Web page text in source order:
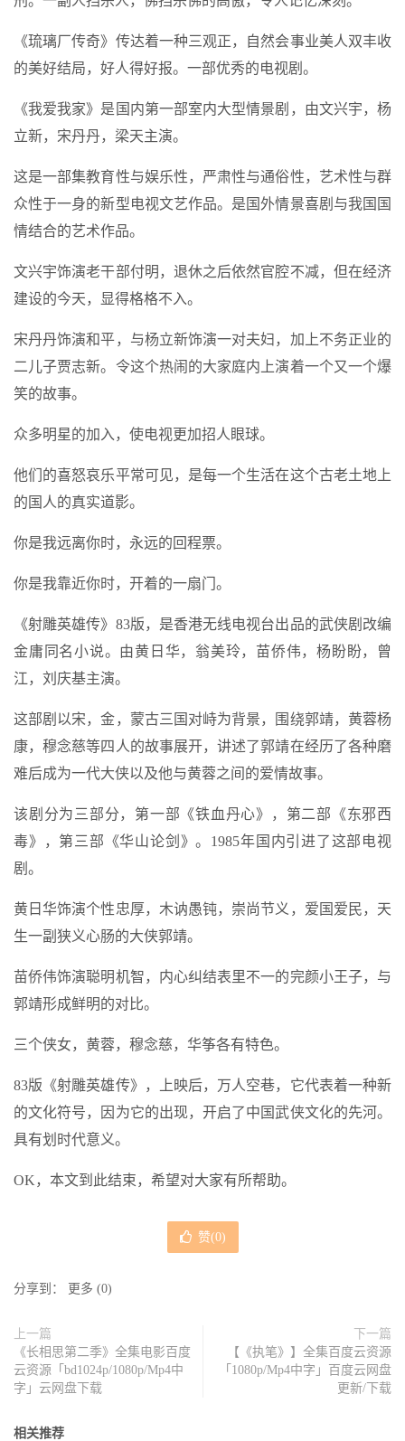
《琉璃厂传奇》传达着一种三观正，自然会事业美人双丰收
的美好结局，好人得好报。一部优秀的电视剧。
《我爱我家》是国内第一部室内大型情景剧，由文兴宇，杨
立新，宋丹丹，梁天主演。
这是一部集教育性与娱乐性，严肃性与通俗性，艺术性与群
众性于一身的新型电视文艺作品。是国外情景喜剧与我国国
情结合的艺术作品。
文兴宇饰演老干部付明，退休之后依然官腔不减，但在经济
建设的今天，显得格格不入。
宋丹丹饰演和平，与杨立新饰演一对夫妇，加上不务正业的
二儿子贾志新。令这个热闹的大家庭内上演着一个又一个爆
笑的故事。
众多明星的加入，使电视更加招人眼球。
他们的喜怒哀乐平常可见，是每一个生活在这个古老土地上
的国人的真实道影。
你是我远离你时，永远的回程票。
你是我靠近你时，开着的一扇门。
《射雕英雄传》83版，是香港无线电视台出品的武侠剧改编
金庸同名小说。由黄日华，翁美玲，苗侨伟，杨盼盼，曾
江，刘庆基主演。
这部剧以宋，金，蒙古三国对峙为背景，围绕郭靖，黄蓉杨
康，穆念慈等四人的故事展开，讲述了郭靖在经历了各种磨
难后成为一代大侠以及他与黄蓉之间的爱情故事。
该剧分为三部分，第一部《铁血丹心》，第二部《东邪西
毒》，第三部《华山论剑》。1985年国内引进了这部电视
剧。
黄日华饰演个性忠厚，木讷愚钝，崇尚节义，爱国爱民，天
生一副狭义心肠的大侠郭靖。
苗侨伟饰演聪明机智，内心纠结表里不一的完颜小王子，与
郭靖形成鲜明的对比。
三个侠女，黄蓉，穆念慈，华筝各有特色。
83版《射雕英雄传》，上映后，万人空巷，它代表着一种新
的文化符号，因为它的出现，开启了中国武侠文化的先河。
具有划时代意义。
OK，本文到此结束，希望对大家有所帮助。
赞(0)
分享到： 更多 (0)
上一篇
《长相思第二季》全集电影百度
云资源「bd1024p/1080p/Mp4中
字」云网盘下载
下一篇
【《执笔》】全集百度云资源
「1080p/Mp4中字」百度云网盘
更新/下载
相关推荐